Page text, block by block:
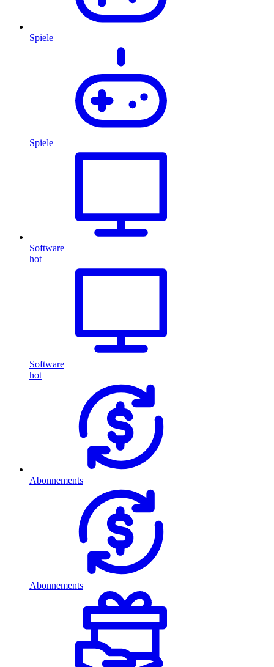
Spiele
Spiele
Software
hot
Software
hot
Abonnements
Abonnements